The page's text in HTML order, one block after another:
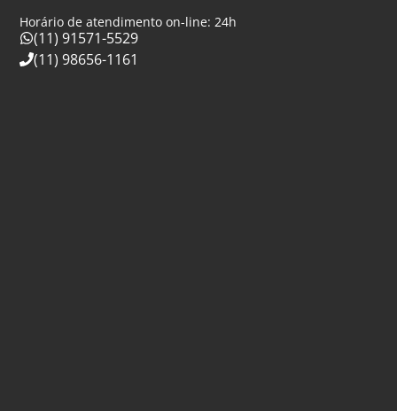
Horário de atendimento on-line: 24h
(11) 91571-5529
(11) 98656-1161